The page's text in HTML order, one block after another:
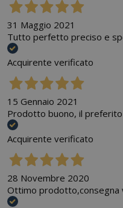
31 Maggio 2021
Tutto perfetto preciso e
Acquirente verificato
15 Gennaio 2021
Prodotto buono, il preferito
Acquirente verificato
28 Novembre 2020
Ottimo